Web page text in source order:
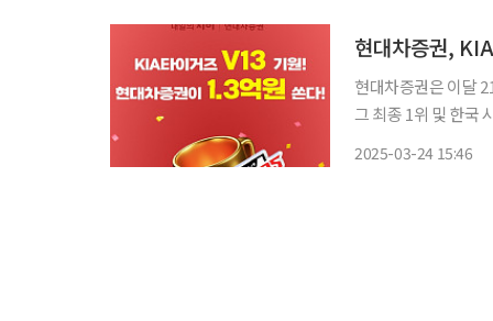
현대차증권은 이달
그 최종 1위 및 한국 시리
2025-03-24 15:46